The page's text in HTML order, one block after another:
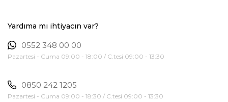
Yardıma mı ihtiyacın var?
0552 348 00 00
Pazartesi - Cuma 09:00 - 18:00 / C.tesi 09:00 - 13:30
0850 242 1205
Pazartesi - Cuma 09:00 - 18:30 / C.tesi 09:00 - 13:30